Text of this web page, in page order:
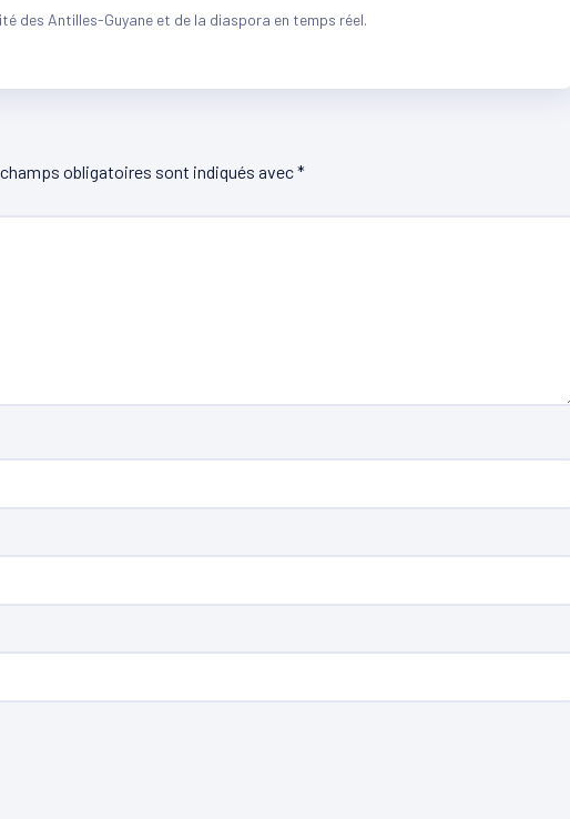
des Antilles-Guyane et de la diaspora en temps réel.
obligatoires sont indiqués avec*